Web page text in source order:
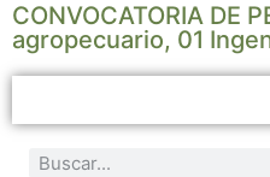
CONVOCATORIA DE
agropecuario, 01